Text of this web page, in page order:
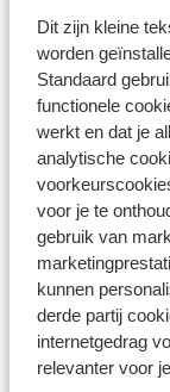
Dit zijn kleine
worden
Standaard
functionele
werkt en dat je
analytische
voor je te
gebruik van
kunnen
derde partij
internetgedrag
relevanter voor
Voya Beach
Hotel Sentido
Hotel Marina
only
Hotel Tiara
Secrets